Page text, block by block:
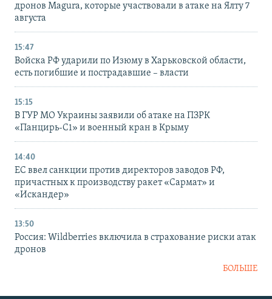
дронов Magura, которые участвовали в атаке на Ялту 7
августа
15:47
Войска РФ ударили по Изюму в Харьковской области,
есть погибшие и пострадавшие – власти
15:15
В ГУР МО Украины заявили об атаке на ПЗРК
«Панцирь-С1» и военный кран в Крыму
14:40
ЕС ввел санкции против директоров заводов РФ,
причастных к производству ракет «Сармат» и
«Искандер»
13:50
Россия: Wildberries включила в страхование риски атак
дронов
БОЛЬШЕ